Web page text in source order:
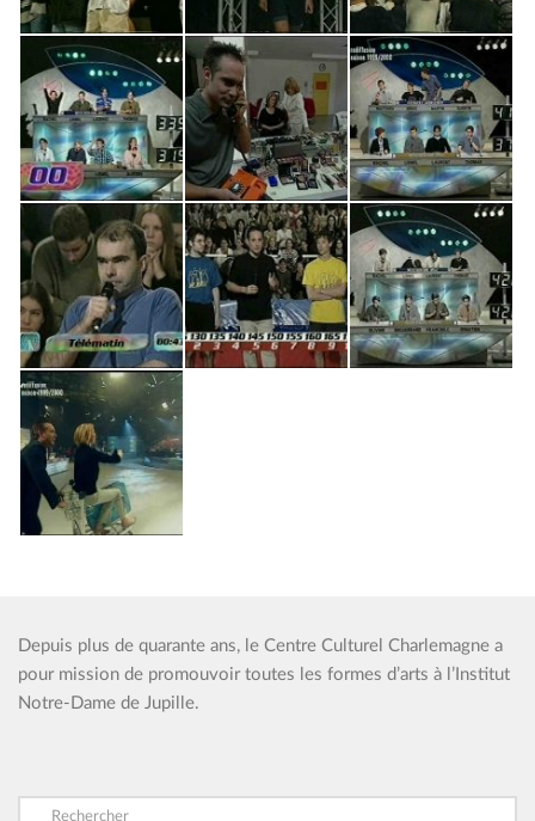
Depuis plus de quarante ans, le Centre Culturel Charlemagne a
pour mission de promouvoir toutes les formes d’arts à l’Institut
Notre-Dame de Jupille.